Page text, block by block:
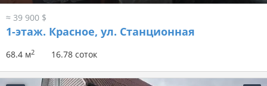
≈ 39 900 $
1-этаж. Красное, ул. Станционная
68.4 м2 16.78 соток